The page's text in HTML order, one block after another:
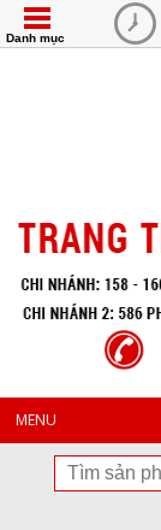
Danh mục
MENU